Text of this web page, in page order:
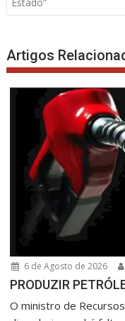
Artigos
6 de Agosto de 2026
PRODUZIR
O ministro de